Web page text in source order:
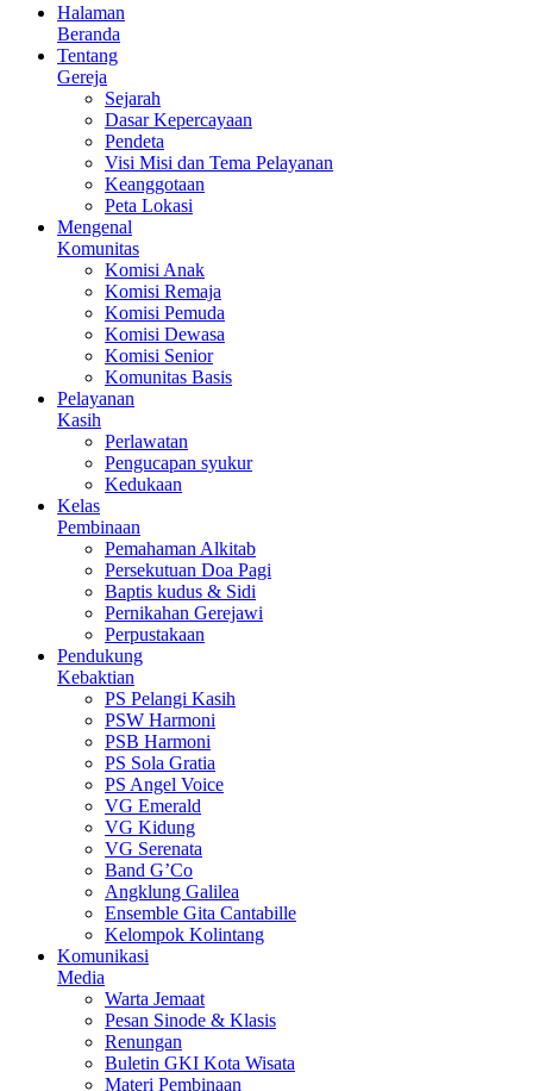
Halaman
Beranda
Tentang
Gereja
Sejarah
Dasar Kepercayaan
Pendeta
Visi Misi dan Tema Pelayanan
Keanggotaan
Peta Lokasi
Mengenal
Komunitas
Komisi Anak
Komisi Remaja
Komisi Pemuda
Komisi Dewasa
Komisi Senior
Komunitas Basis
Pelayanan
Kasih
Perlawatan
Pengucapan syukur
Kedukaan
Kelas
Pembinaan
Pemahaman Alkitab
Persekutuan Doa Pagi
Baptis kudus & Sidi
Pernikahan Gerejawi
Perpustakaan
Pendukung
Kebaktian
PS Pelangi Kasih
PSW Harmoni
PSB Harmoni
PS Sola Gratia
PS Angel Voice
VG Emerald
VG Kidung
VG Serenata
Band G’Co
Angklung Galilea
Ensemble Gita Cantabille
Kelompok Kolintang
Komunikasi
Media
Warta Jemaat
Pesan Sinode & Klasis
Renungan
Buletin GKI Kota Wisata
Materi Pembinaan